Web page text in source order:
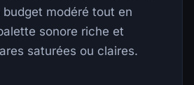
modéré tout en
sonore riche et
saturées ou claires.